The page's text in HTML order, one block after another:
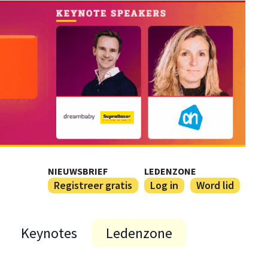
NIEUWSBRIEF
Registreer gratis
LEDENZONE
Log in Word lid
Keynotes Ledenzone